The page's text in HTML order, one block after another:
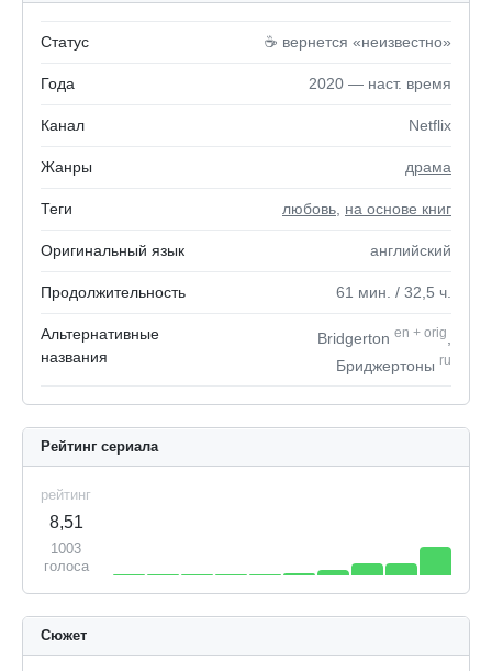
Статус ☕️ вернется «неизвестно»
Года 2020 — наст. время
Канал Netflix
Жанры драма
Теги любовь на основе книг
Оригинальный язык английский
Продолжительность 61 мин. / 32,5 ч.
Альтернативные
названия
Bridgerton en + orig
Бриджертоны ru
Рейтинг сериала
рейтинг
8,51
1003
голоса
Сюжет